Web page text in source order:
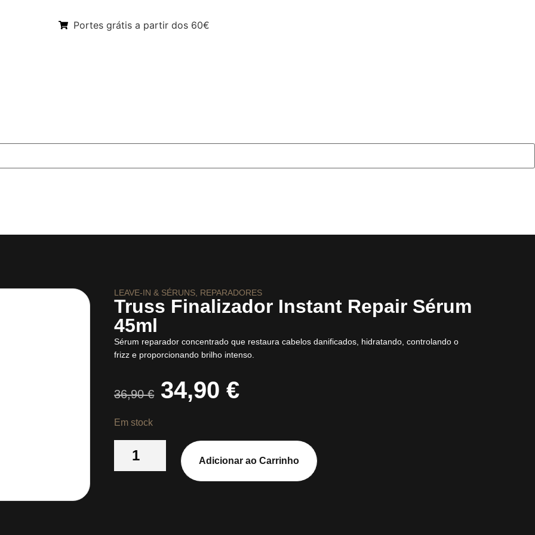
Portes grátis a partir dos 60€
LEAVE-IN & SÉRUNS REPARADORES
Truss Finalizador Instant Repair Sérum
45ml
Sérum reparador concentrado que restaura cabelos danificados, hidratando, controlando o
frizz e proporcionando brilho intenso.
36,90€ 34,90€
Em stock
Adicionar ao Carrinho